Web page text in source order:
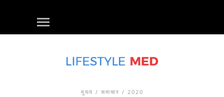
मुख्य / समाचार / 2020